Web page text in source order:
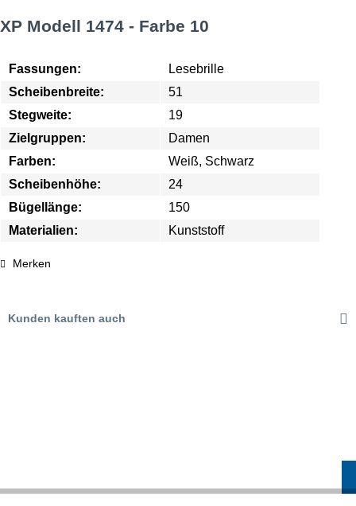
XP Modell 1474 - Farbe 10
Fassungen:
Lesebrille
Scheibenbreite:
51
Stegweite:
19
Zielgruppen:
Damen
Farben:
Weiß, Schwarz
Scheibenhöhe:
24
Bügellänge:
150
Materialien:
Kunststoff
Merken
Kunden kauften auch